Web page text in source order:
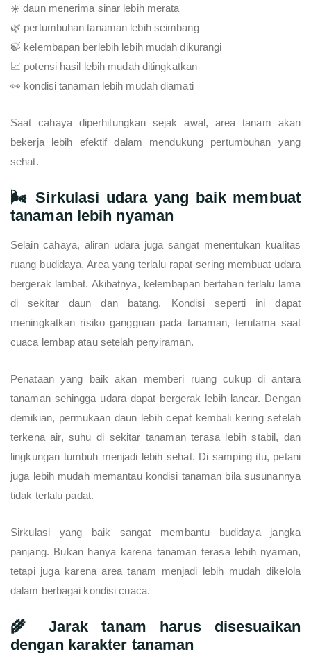
☀️ daun menerima sinar lebih merata
🌿 pertumbuhan tanaman lebih seimbang
🍃 kelembapan berlebih lebih mudah dikurangi
📈 potensi hasil lebih mudah ditingkatkan
👀 kondisi tanaman lebih mudah diamati
Saat cahaya diperhitungkan sejak awal, area tanam akan
bekerja lebih efektif dalam mendukung pertumbuhan yang
sehat.
🌬️ Sirkulasi udara yang baik membuat
tanaman lebih nyaman
Selain cahaya, aliran udara juga sangat menentukan kualitas
ruang budidaya. Area yang terlalu rapat sering membuat udara
bergerak lambat. Akibatnya, kelembapan bertahan terlalu lama
di sekitar daun dan batang. Kondisi seperti ini dapat
meningkatkan risiko gangguan pada tanaman, terutama saat
cuaca lembap atau setelah penyiraman.
Penataan yang baik akan memberi ruang cukup di antara
tanaman sehingga udara dapat bergerak lebih lancar. Dengan
demikian, permukaan daun lebih cepat kembali kering setelah
terkena air, suhu di sekitar tanaman terasa lebih stabil, dan
lingkungan tumbuh menjadi lebih sehat. Di samping itu, petani
juga lebih mudah memantau kondisi tanaman bila susunannya
tidak terlalu padat.
Sirkulasi yang baik sangat membantu budidaya jangka
panjang. Bukan hanya karena tanaman terasa lebih nyaman,
tetapi juga karena area tanam menjadi lebih mudah dikelola
dalam berbagai kondisi cuaca.
🌾 Jarak tanam harus disesuaikan
dengan karakter tanaman